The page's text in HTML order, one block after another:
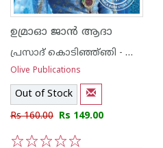
ഉമ്രാഓ ജാ‌ന്‍ ആദാ
പ്രസാദ് കൊടിഞ്ഞ്ഞി - സുള്‍ഫി
Olive Publications
Out of Stock
Rs 160.00 Rs 149.00